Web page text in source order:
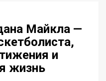
Майкла —
и
жизнь